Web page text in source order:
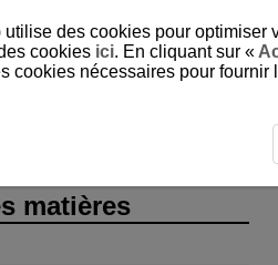
matières
utilise des cookies pour
cookies ici. En cliquant sur «
cookies nécessaires pour